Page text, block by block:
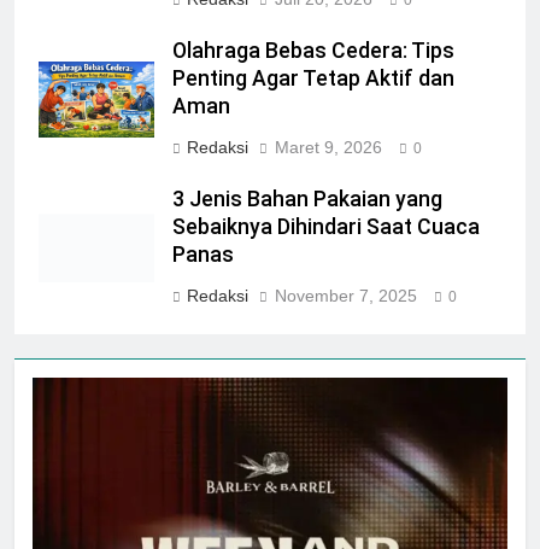
Olahraga Bebas Cedera: Tips
Penting Agar Tetap Aktif dan
Aman
Redaksi Maret 9, 2026 0
3 Jenis Bahan Pakaian yang
Sebaiknya Dihindari Saat Cuaca
Panas
Redaksi November 7, 2025 0